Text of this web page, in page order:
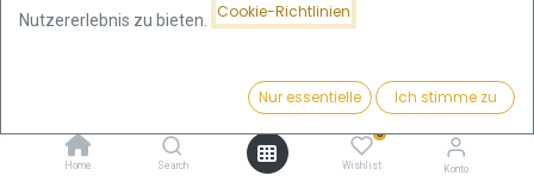
Home Search
0
Wishlist Konto
1. Rückblick – Erster Test der 4.000-
USD-Marke
Nutzererlebnis zu bieten.
Cookie-Richtlinien
Nur essentielle Ich stimme zu